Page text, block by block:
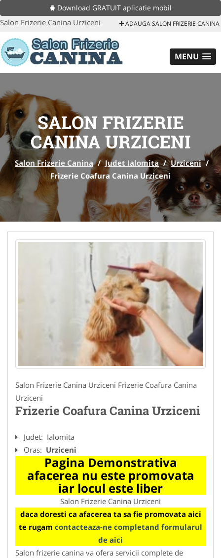
Download GRATUIT aplicatie mobil
Salon Frizerie Canina Urziceni ADAUGA SALON FRIZERIE CANINA
MENU
SALON FRIZERIE
CANINA URZICENI
Salon Frizerie Canina / Judet Ialomita / Urziceni /
Frizerie Coafura Canina Urziceni
Salon Frizerie Canina Urziceni Frizerie Coafura Canina
Urziceni
Frizerie Coafura Canina Urziceni
Judet: Ialomita
Oras: Urziceni
Pagina Demonstrativa
afacerea nu este promovata
iar locul este liber
Salon Frizerie Canina Urziceni
daca doresti ca afacerea ta sa fie promovata aici
te rugam contacteaza-ne completand formularul
de aici
Salon frizerie canina va ofera servicii complete de